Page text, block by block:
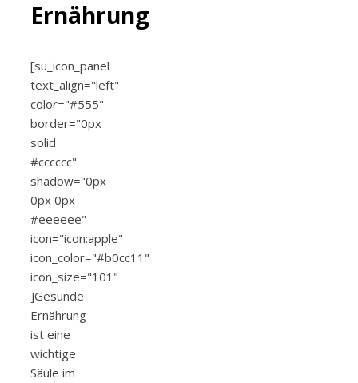
Ernährung
[su_icon_panel
text_align="left"
color="#555"
border="0px
solid
#cccccc"
shadow="0px
0px 0px
#eeeeee"
icon="icon:apple"
icon_color="#b0cc11"
icon_size="101"
]Gesunde
Ernährung
ist eine
wichtige
Säule im